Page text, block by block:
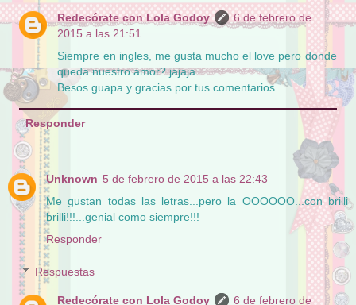
Redecórate con Lola Godoy
6 de febrero de
2015 a las 21:51
Siempre en ingles, me gusta mucho el love pero donde
queda nuestro amor? jajaja.
Besos guapa y gracias por tus comentarios.
Responder
Unknown 5 de febrero de 2015 a las 22:43
Me gustan todas las letras...pero la OOOOOO...con brilli
brilli!!!...genial como siempre!!!
Responder
Respuestas
Redecórate con Lola Godoy
6 de febrero de